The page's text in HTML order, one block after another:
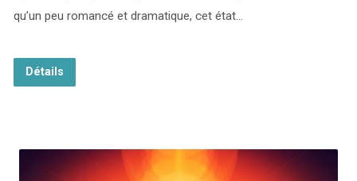
qu’un peu romancé et dramatique, cet état…
Détails